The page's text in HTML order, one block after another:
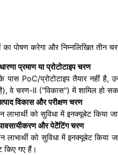
का पोषण करेगा और निम्नलिखित तीन
प्रमाण या प्रोटोटाइप चरण
के पास PoC/प्रोटोटाइप तैयार नहीं
वे चरण-II ("विकास") में शामिल हो
विकास और परीक्षण चरण
को सुविधा में इनक्यूबेट किया
और पेटेंटिंग चरण
लाभार्थी को सुविधा में इनक्यूबेट
किए गए हैं।